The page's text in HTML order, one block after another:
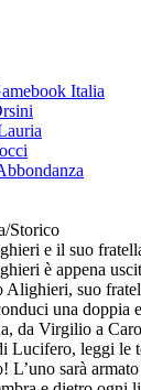
Italia
Storico
e il suo
è appena
Alighieri, suo
una doppia
da Virgilio a
Lucifero, leggi le
L’uno sarà